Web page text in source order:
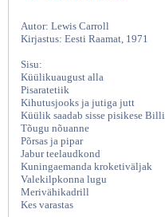
Autor: Lewis Carroll
Kirjastus: Eesti Raamat, 1971
Sisu:
Küülikuaugust alla
Pisaratetiik
Kihutusjooks ja jutiga jutt
Küülik saadab sisse pisikese Billi
Tõugu nõuanne
Põrsas ja pipar
Jabur teelaudkond
Kuningaemanda kroketiväljak
Valekilpkonna lugu
Merivähikadrill
Kes varastas